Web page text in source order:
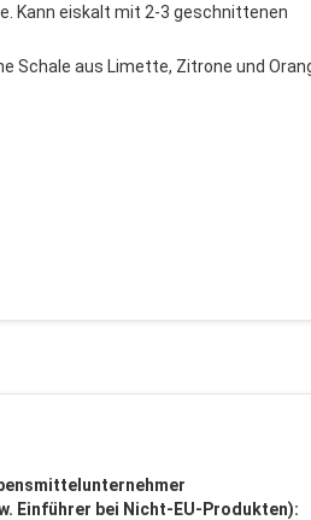
Kann eiskalt mit 2-3 geschnittenen
Schale aus Limette, Zitrone und
Einführer bei Nicht-EU-Produkten):